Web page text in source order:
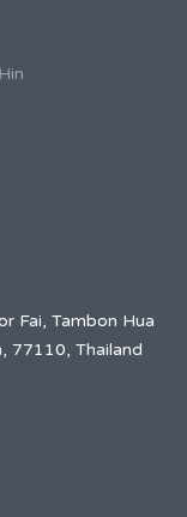
Fai, Tambon Hua
77110, Thailand